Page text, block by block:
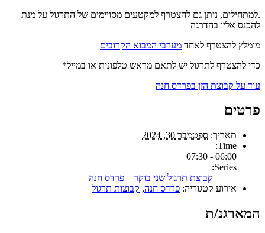
.למתחילים, ניתן גם להצטרף למקטעים מסויימים של התרגול על מנת
להכנס אליו בהדרגה
מומלץ להצטרף לאחד מערבי המבוא הקרובים
כדי להצטרף לתרגול יש לתאם מראש טלפונית או במייל*
עוד על קבוצת הזן בפרדס חנה
פרטים
תאריך: ספטמבר 30, 2024
Time:
06:00 - 07:30
Series:
קבוצת תרגול שני בוקר – פרדס חנה
אירוע קטגוריה: פרדס חנה, קבוצות תרגול
המארגנ/ת